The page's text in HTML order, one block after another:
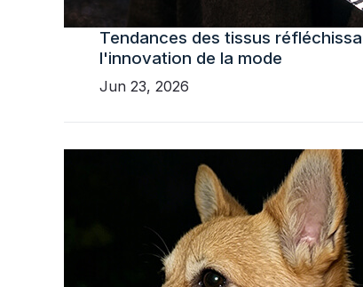
Tendances des tissus
l'innovation de la mode
Jun 23, 2026